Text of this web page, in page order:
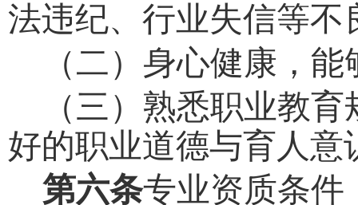
法违纪、行业失信等不
（二）身心健康，
（三）熟悉职业教
好的职业道德与育人意
第六条专业资质条件